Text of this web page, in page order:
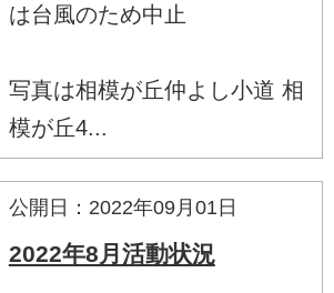
は台風のため中止
写真は相模が丘仲よし小道 相
模が丘4...
公開日：2022年09月01日
2022年8月活動状況